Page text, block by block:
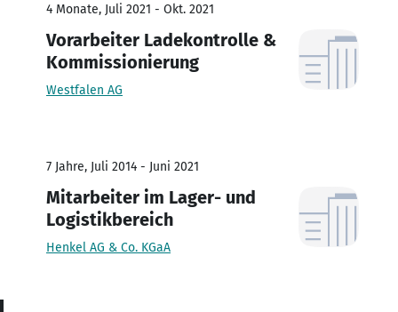
4 Monate, Juli 2021 - Okt. 2021
Vorarbeiter Ladekontrolle &
Kommissionierung
Westfalen AG
7 Jahre, Juli 2014 - Juni 2021
Mitarbeiter im Lager- und
Logistikbereich
Henkel AG & Co. KGaA